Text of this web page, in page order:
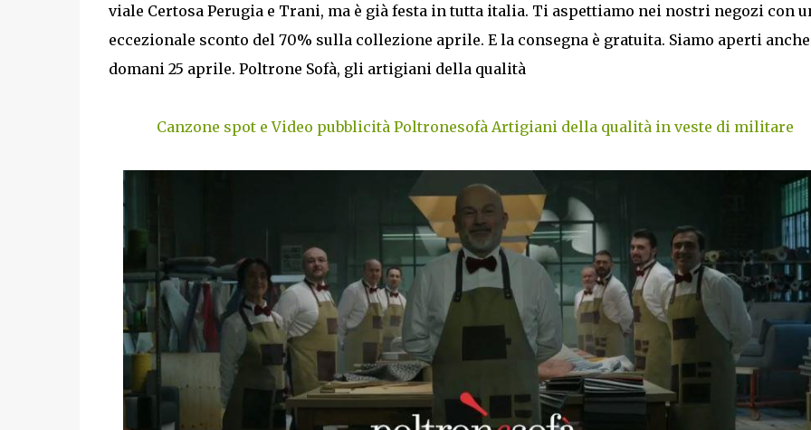
viale Certosa Perugia e Trani, ma è già festa in tutta italia. Ti aspettiamo nei nostri negozi con
eccezionale sconto del 70% sulla collezione aprile. E la consegna è gratuita. Siamo aperti anche
domani 25 aprile. Poltrone Sofà, gli artigiani della qualità
Canzone spot e Video pubblicità Poltronesofà Artigiani della qualità in veste di militare